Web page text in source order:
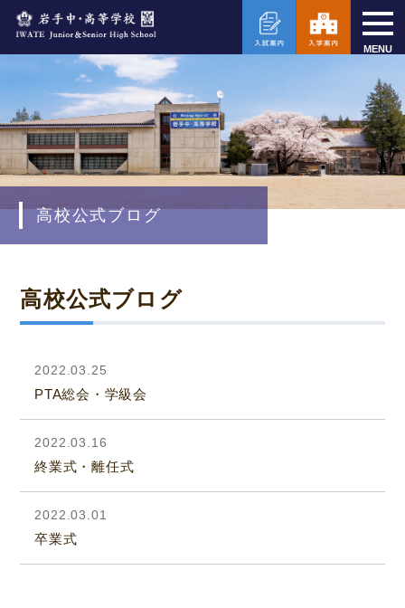
MENU
高校公式ブログ
高校公式ブログ
2022.03.25
PTA総会・学級会
2022.03.16
終業式・離任式
2022.03.01
卒業式